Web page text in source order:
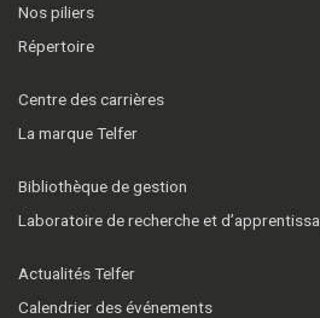
Nos piliers
Répertoire
Centre des carrières
La marque Telfer
Bibliothèque de gestion
Laboratoire de recherche et
Actualités Telfer
Calendrier des événements